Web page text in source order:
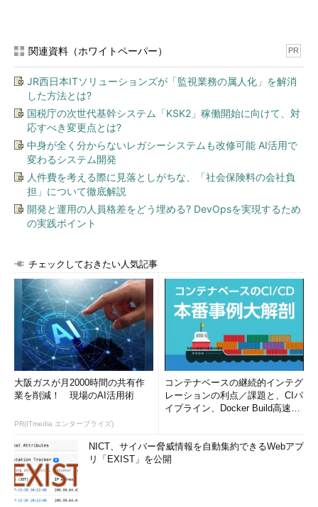
関連資料（ホワイトペーパー） PR
JR西日本ITソリューションズが「監視業務の属人化」を解消
した方法とは?
国税庁の次世代基幹システム「KSK2」稼働開始に向けて、対
応すべき変更点とは?
中身が全く分からないレガシーシステムも改修可能 AI活用で
変わるシステム開発
人件費を考える際に見落としがちな、「社会保険料の会社負
担」について徹底解説
開発と運用の人員格差をどう埋める? DevOpsを実現するため
の実践ポイント
チェックしておきたい人気記事
大阪ガスが月2000時間の共有作
業を削減！ 現場のAI活用術
PR(ITmedia エンタープライズ)
コンテナベースの継続的インテグ
レーションの利点／課題と、CIパ
イプライン、Docker Build高速化
NICT、サイバー脅威情報を自動集約できるWebアプ
リ「EXIST」を公開